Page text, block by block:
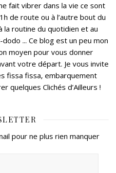
fait vibrer dans la vie ce sont
de route ou à l’autre bout du
la routine du quotidien et au
... Ce blog est un peu mon
moyen pour vous donner
votre départ. Je vous invite
fissa fissa, embarquement
quelques Clichés d’Ailleurs !
pour ne plus rien manquer